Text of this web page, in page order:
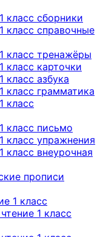
класс сборники
класс справочные
класс тренажёры
класс карточки
класс азбука
класс грамматика
класс
класс письмо
класс упражнения
класс внеурочная
прописи
1 класс
1 класс